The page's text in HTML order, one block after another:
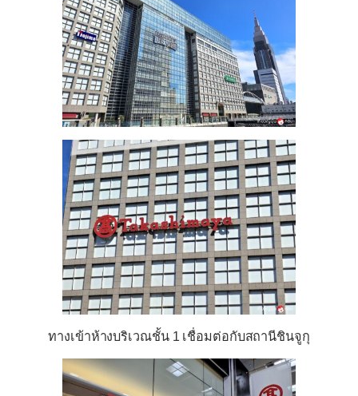
ทางเข้าห้างบริเวณชั้น 1 เชื่อมต่อกับสถานีชินจูกุ